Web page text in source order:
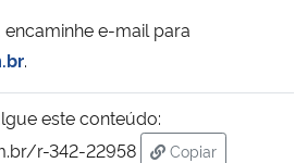
e-mail para
.
este conteúdo:
r-342-22958
Copiar